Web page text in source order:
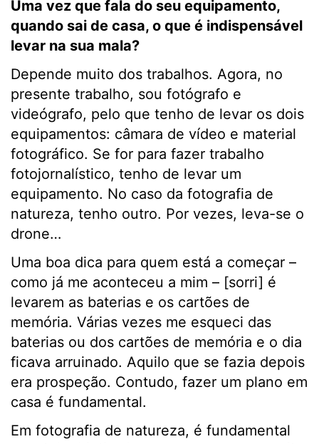
Uma vez que fala do seu equipamento,
quando sai de casa, o que é indispensável
levar na sua mala?
Depende muito dos trabalhos. Agora, no
presente trabalho, sou fotógrafo e
videógrafo, pelo que tenho de levar os dois
equipamentos: câmara de vídeo e material
fotográfico. Se for para fazer trabalho
fotojornalístico, tenho de levar um
equipamento. No caso da fotografia de
natureza, tenho outro. Por vezes, leva-se o
drone…
Uma boa dica para quem está a começar –
como já me aconteceu a mim – [sorri] é
levarem as baterias e os cartões de
memória. Várias vezes me esqueci das
baterias ou dos cartões de memória e o dia
ficava arruinado. Aquilo que se fazia depois
era prospeção. Contudo, fazer um plano em
casa é fundamental.
Em fotografia de natureza, é fundamental